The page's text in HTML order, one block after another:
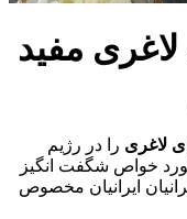
مفید
لاغری را در رژیم
مورد خواص شگفت انگیز
ایرانیان مخصوص